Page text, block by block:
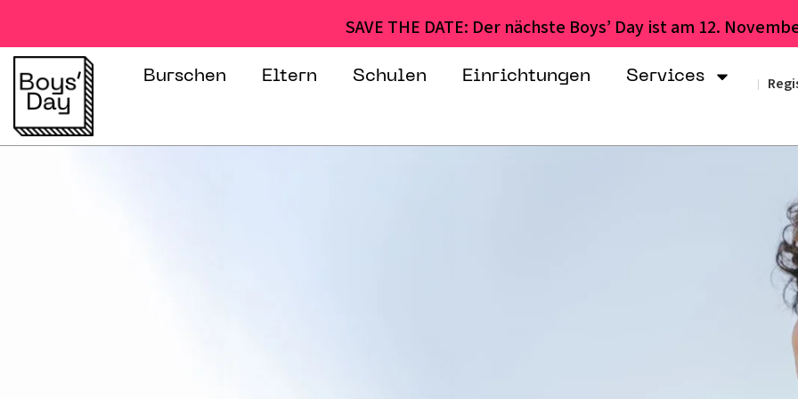
SAVE THE DATE: Der nächste Boys’ Day ist am 12.
Burschen Eltern Schulen Einrichtungen Services |